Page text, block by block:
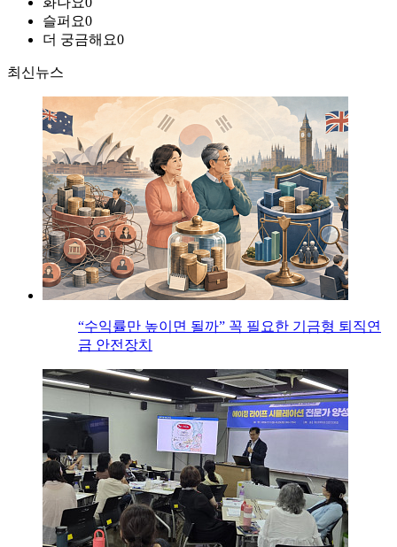
슬퍼요0
더 궁금해요0
최신뉴스
“수익률만 높이면 될까” 꼭 필요한 기금형 퇴직연
금 안전장치